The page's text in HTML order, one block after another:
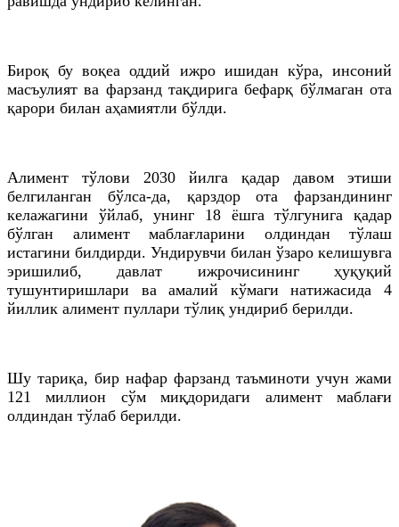
Бироқ бу воқеа оддий ижро ишидан кўра, инсоний
масъулият ва фарзанд тақдирига бефарқ бўлмаган ота
қарори билан аҳамиятли бўлди.
Алимент тўлови 2030 йилга қадар давом этиши
белгиланган бўлса-да, қарздор ота фарзандининг
келажагини ўйлаб, унинг 18 ёшгатўлгунига қадар
бўлган алимент маблағларини олдиндан тўлаш
истагини билдирди. Ундирувчи билан ўзаро келишувга
эришилиб, давлат ижрочисининг ҳуқуқий
тушунтиришлари ва амалий кўмаги натижасида 4
йиллик алимент пуллари тўлиқ ундириб берилди.
Шу тариқа, бир нафар фарзанд таъминоти учун жами
121 миллион сўм миқдоридаги алимент маблағи
олдиндан тўлаб берилди.